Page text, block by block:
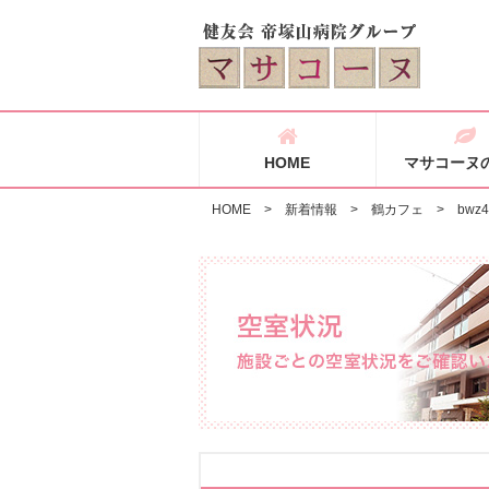
HOME マサコーヌ
HOME > 新着情報 > 鶴カフェ >